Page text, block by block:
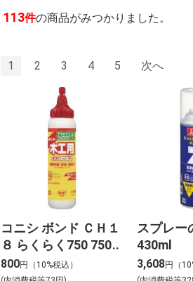
113件の商品がみつかりました。
1 2 3 4 5 次へ
コニシ ボンド ＣＨ１
８ らくらく750 750g
800円（10%税込）
スプレー
430ml
3,608円（